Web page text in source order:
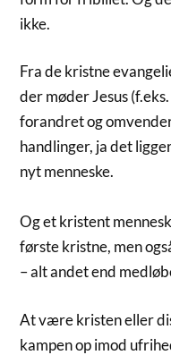
ikke.
Fra de kristne
der møder Jesus
forandret og
handlinger, ja det
nyt menneske.
Og et kristent
første kristne, men
– alt andet end
At være kristen eller
kampen op imod